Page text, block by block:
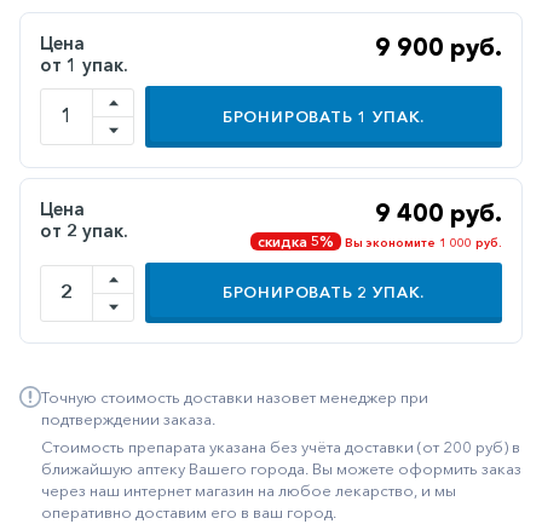
Желудочно-
кишечные
Иммунодепрессанты
Иммуностимуляторы
Метаболизм
Минеральный
обмен
Наружные
Неврологические
Остеопороз
Офтальмология
Цена
от 1 упак.
9 900 руб.
БРОНИРОВАТЬ 1 УПАК.
Цена
от 2 упак.
9 400 руб.
скидка 5% Вы экономите 1 000 руб.
БРОНИРОВАТЬ 2 УПАК.
Точную стоимость доставки назовет менеджер при
подтверждении заказа.
Стоимость препарата указана без учёта доставки (от 200 руб) в
ближайшую аптеку Вашего города. Вы можете оформить заказ
через наш интернет магазин на любое лекарство, и мы
оперативно доставим его в ваш город.